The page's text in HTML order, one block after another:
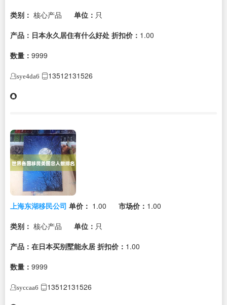
类别： 核心产品 单位： 只
产品：日本永久居住有什么好处 折扣价： 1.00
数量： 9999
sye4da6 13512131526
上海东湖移民公司 单价： 1.00 市场价： 1.00
类别： 核心产品 单位： 只
产品：在日本买别墅能永居 折扣价： 1.00
数量： 9999
syccaa6 13512131526